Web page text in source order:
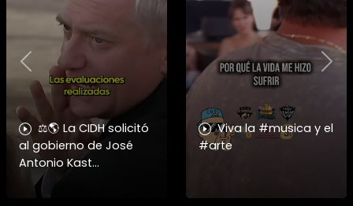
⚖️🌎 La CIDH solicitó
al gobierno de José
Antonio Kast
información detallada
sobre cambios
Viva la #musica y el
#arte
Previous